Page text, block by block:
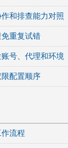
和排查能力对照
重复试错
号、代理和环境
配置顺序
流程